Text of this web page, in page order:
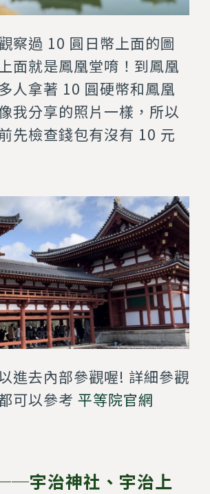
察過 10 圓日幣上面的圖
面就是鳳凰堂唷！到鳳凰
人拿著 10 圓硬幣和鳳凰
我分享的照片一樣，所以
先檢查錢包有沒有 10 元
進去內部參觀喔! 詳細參觀
可以參考 平等院官網
宇治神社、宇治上